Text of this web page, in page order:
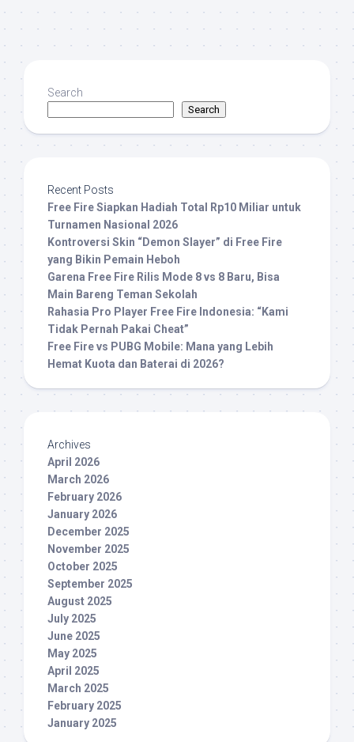
Search
Search
Recent Posts
Free Fire Siapkan Hadiah Total Rp10 Miliar untuk
Turnamen Nasional 2026
Kontroversi Skin “Demon Slayer” di Free Fire
yang Bikin Pemain Heboh
Garena Free Fire Rilis Mode 8 vs 8 Baru, Bisa
Main Bareng Teman Sekolah
Rahasia Pro Player Free Fire Indonesia: “Kami
Tidak Pernah Pakai Cheat”
Free Fire vs PUBG Mobile: Mana yang Lebih
Hemat Kuota dan Baterai di 2026?
Archives
April 2026
March 2026
February 2026
January 2026
December 2025
November 2025
October 2025
September 2025
August 2025
July 2025
June 2025
May 2025
April 2025
March 2025
February 2025
January 2025